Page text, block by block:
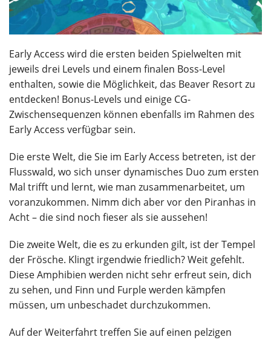
Early Access wird die ersten beiden Spielwelten mit
jeweils drei Levels und einem finalen Boss-Level
enthalten, sowie die Möglichkeit, das Beaver Resort zu
entdecken! Bonus-Levels und einige CG-
Zwischensequenzen können ebenfalls im Rahmen des
Early Access verfügbar sein.
Die erste Welt, die Sie im Early Access betreten, ist der
Flusswald, wo sich unser dynamisches Duo zum ersten
Mal trifft und lernt, wie man zusammenarbeitet, um
voranzukommen. Nimm dich aber vor den Piranhas in
Acht – die sind noch fieser als sie aussehen!
Die zweite Welt, die es zu erkunden gilt, ist der Tempel
der Frösche. Klingt irgendwie friedlich? Weit gefehlt.
Diese Amphibien werden nicht sehr erfreut sein, dich
zu sehen, und Finn und Furple werden kämpfen
müssen, um unbeschadet durchzukommen.
Auf der Weiterfahrt treffen Sie auf einen pelzigen